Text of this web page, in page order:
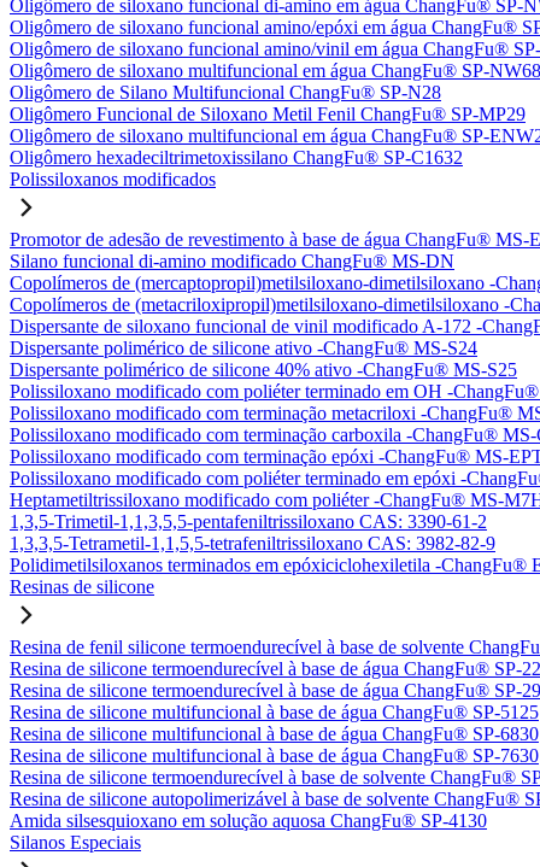
Oligômero de siloxano funcional di-amino em água ChangFu® SP-
Oligômero de siloxano funcional amino/epóxi em água ChangFu®
Oligômero de siloxano funcional amino/vinil em água ChangFu®
Oligômero de siloxano multifuncional em água ChangFu® SP-NW68
Oligômero de Silano Multifuncional ChangFu® SP-N28
Oligômero Funcional de Siloxano Metil Fenil ChangFu® SP-MP29
Oligômero de siloxano multifuncional em água ChangFu® SP-
Oligômero hexadeciltrimetoxissilano ChangFu® SP-C1632
Polissiloxanos modificados
Promotor de adesão de revestimento à base de água ChangFu® MS-
Silano funcional di-amino modificado ChangFu® MS-DN
Copolímeros de (mercaptopropil)metilsiloxano-dimetilsiloxano -
Copolímeros de (metacriloxipropil)metilsiloxano-dimetilsiloxano -
Dispersante de siloxano funcional de vinil modificado A-172 -
Dispersante polimérico de silicone ativo -ChangFu® MS-S24
Dispersante polimérico de silicone 40% ativo -ChangFu® MS-S25
Polissiloxano modificado com poliéter terminado em OH -
Polissiloxano modificado com terminação metacriloxi -ChangFu®
Polissiloxano modificado com terminação carboxila -ChangFu®
Polissiloxano modificado com terminação epóxi -ChangFu® MS-
Polissiloxano modificado com poliéter terminado em epóxi -
Heptametiltrissiloxano modificado com poliéter -ChangFu® MS-
1,3,5-Trimetil-1,1,3,5,5-pentafeniltrissiloxano CAS: 3390-61-2
1,3,3,5-Tetrametil-1,1,5,5-tetrafeniltrissiloxano CAS: 3982-82-9
Polidimetilsiloxanos terminados em epóxiciclohexiletila -ChangFu®
Resinas de silicone
Resina de fenil silicone termoendurecível à base de solvente
Resina de silicone termoendurecível à base de água ChangFu® SP-
Resina de silicone termoendurecível à base de água ChangFu® SP-
Resina de silicone multifuncional à base de água ChangFu® SP-5125
Resina de silicone multifuncional à base de água ChangFu® SP-6830
Resina de silicone multifuncional à base de água ChangFu® SP-7630
Resina de silicone termoendurecível à base de solvente ChangFu®
Resina de silicone autopolimerizável à base de solvente ChangFu®
Amida silsesquioxano em solução aquosa ChangFu® SP-4130
Silanos Especiais